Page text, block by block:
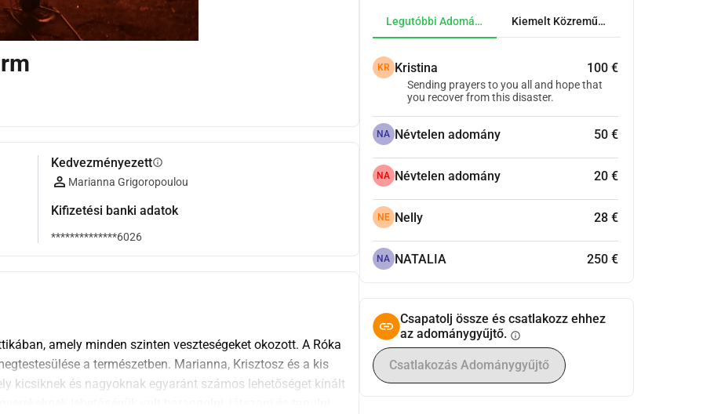
Kedvezményezettinfo
Marianna Grigoropoulou
Kifizetési banki adatok
**************6026
amely minden szinten veszteségeket okozott. A Róka
a természetben. Marianna, Krisztosz és a kis
kicsiknek és nagyoknak egyaránt számos lehetőséget kínált
Legutóbbi Adományok Kiemelt Közreműködők
KR Kristina 100 €
Sending prayers to you all and hope that
you recover from this disaster.
NA Névtelen adomány 50 €
NA Névtelen adomány 20 €
NE Nelly 28 €
NA NATALIA 250 €
Csapatolj össze és csatlakozz ehhez
az adománygyűjtő. info
Csatlakozás Adománygyűjtő